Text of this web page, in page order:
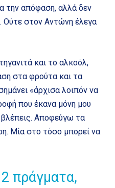
την απόφαση, αλλά δεν
Ούτε στον Αντώνη έλεγα
και το αλκοόλ,
στα φρούτα και τα
«άρχισα λοιπόν να
που έκανα μόνη μου
Αποφεύγω τα
Μία στο τόσο μπορεί να
πράγματα,